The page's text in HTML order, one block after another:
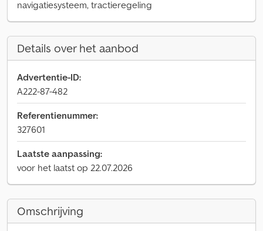
navigatiesysteem, tractieregeling
Details over het aanbod
Advertentie-ID:
A222-87-482
Referentienummer:
327601
Laatste aanpassing:
voor het laatst op 22.07.2026
Omschrijving